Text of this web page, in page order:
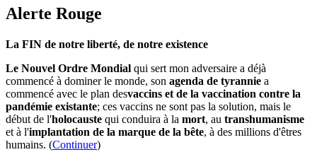
Alerte Rouge
La FIN de notre liberté, de notre existence
Le Nouvel Ordre Mondial qui sert mon adversaire a déjà
commencé à dominer le monde, son agenda de tyrannie a
commencé avec le plan desvaccins et de la vaccination contre la
pandémie existante; ces vaccins ne sont pas la solution, mais le
début de l'holocauste qui conduira à la mort, au transhumanisme
et à l'implantation de la marque de la bête, à des millions d'êtres
humains. (Continuer)